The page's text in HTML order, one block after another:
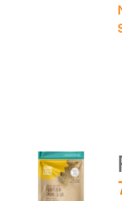
AJOUTER
AU
PANIER